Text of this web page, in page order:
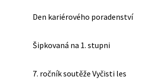
Den kariérového poradenství
Šipkovaná na 1. stupni
7. ročník soutěže Vyčisti les